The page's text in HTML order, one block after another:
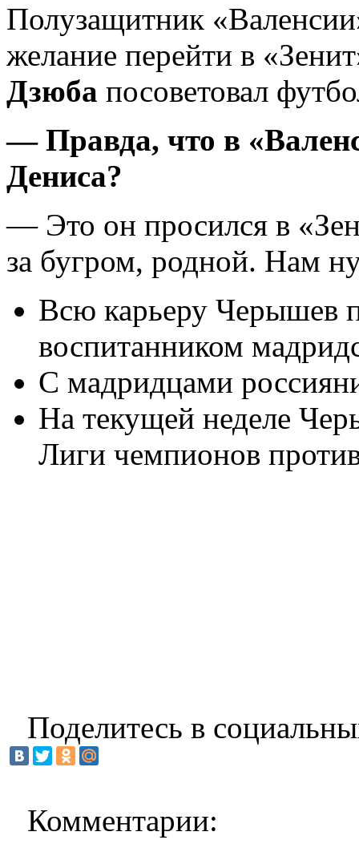
Полузащитник
желание перейти в
Дзюба посоветовал
— Правда, что в
Дениса?
— Это он просился в
за бугром, родной. Нам
Всю карьеру Черышев
воспитанником
С мадридцами
На текущей неделе
Лиги чемпионов
Поделитесь в
Комментарии: